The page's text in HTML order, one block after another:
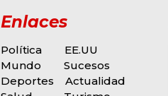
Enlaces
Política
EE.UU
Mundo
Sucesos
Deportes
Actualidad